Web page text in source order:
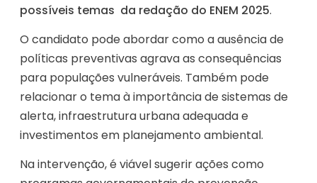
possíveis temas da redação do ENEM 2025.
O candidato pode abordar como a ausência de
políticas preventivas agrava as consequências
para populações vulneráveis. Também pode
relacionar o tema à importância de sistemas de
alerta, infraestrutura urbana adequada e
investimentos em planejamento ambiental.
Na intervenção, é viável sugerir ações como